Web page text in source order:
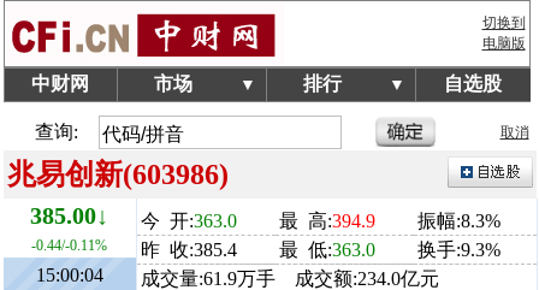
切换到
电脑版
中财网 市场 ▼ 排行 ▼ 自选股
查询: 取消
兆易创新(603986)
385.00↓
-0.44/-0.11%
15:00:04
今 开:363.0 最 高:394.9
振幅:8.3%
昨 收:385.4
最 低:363.0
换手:9.3%
成交量:61.9万手 成交额:234.0亿元